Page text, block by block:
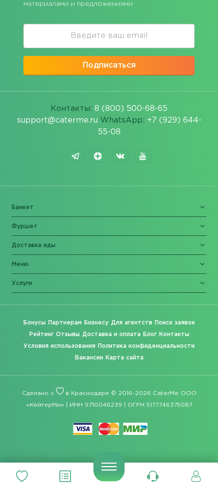
материалами и предложениями
Подписаться
Контакты: 8 (800) 500-68-65
support@caterme.ru WhatsApp: +7 (929) 644-
55-08
Банкет
Фуршет
Доставка еды
Меню
Услуги
Бонусы Партнерам Бизнесу Для агентств Поиск заявок
Рейтинг Отзывы Доставка и оплата Блог Контакты
Условия использования Политика конфиденциальности
Вакансии Карта сайта
Сделано с в Краснодаре © 2016-2026 CaterMe ООО
«КейтерМи» | ИНН 9710046239 | ОГРН 5177746375087